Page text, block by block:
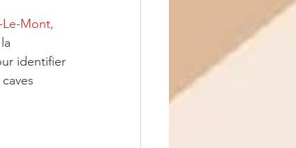
Le-Mont,
identifier